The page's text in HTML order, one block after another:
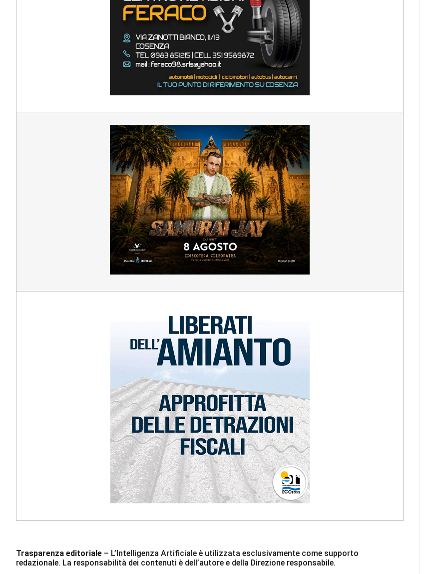
Trasparenza editoriale – L’Intelligenza Artificiale è utilizzata esclusivamente come supporto
redazionale. La responsabilità dei contenuti è dell’autore e della Direzione responsabile.